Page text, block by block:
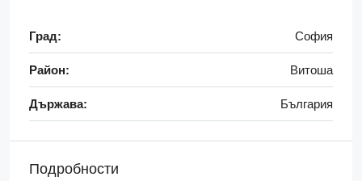
Град: София
Район: Витоша
Държава: България
Подробности